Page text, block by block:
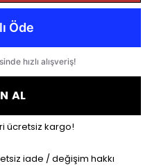
AL
ücretsiz kargo!
iade / değişim hakkı